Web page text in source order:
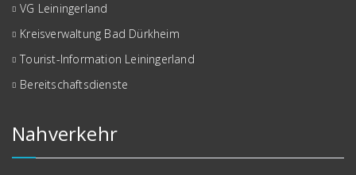
VG Leiningerland
Kreisverwaltung Bad Dürkheim
Tourist-Information Leiningerland
Bereitschaftsdienste
Nahverkehr